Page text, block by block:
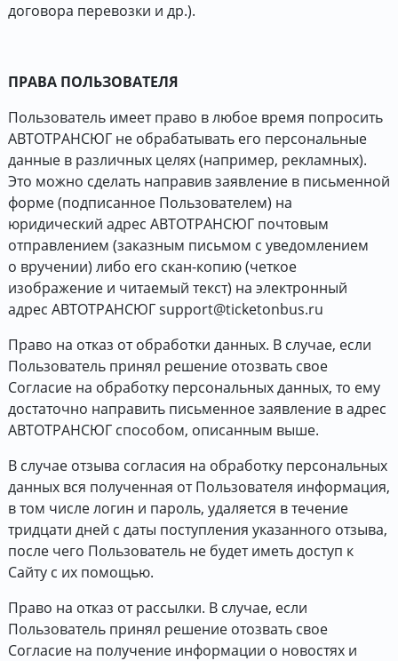
договора перевозки и др.).
ПРАВА ПОЛЬЗОВАТЕЛЯ
Пользователь имеет право в любое время попросить
АВТОТРАНСЮГ не обрабатывать его персональные
данные в различных целях (например, рекламных).
Это можно сделать направив заявление в письменной
форме (подписанное Пользователем) на
юридический адрес АВТОТРАНСЮГ почтовым
отправлением (заказным письмом с уведомлением
о вручении) либо его скан-копию (четкое
изображение и читаемый текст) на электронный
адрес АВТОТРАНСЮГ support@ticketonbus.ru
Право на отказ от обработки данных. В случае, если
Пользователь принял решение отозвать свое
Согласие на обработку персональных данных, то ему
достаточно направить письменное заявление в адрес
АВТОТРАНСЮГ способом, описанным выше.
В случае отзыва согласия на обработку персональных
данных вся полученная от Пользователя информация,
в том числе логин и пароль, удаляется в течение
тридцати дней с даты поступления указанного отзыва,
после чего Пользователь не будет иметь доступ к
Сайту с их помощью.
Право на отказ от рассылки. В случае, если
Пользователь принял решение отозвать свое
Согласие на получение информации о новостях и